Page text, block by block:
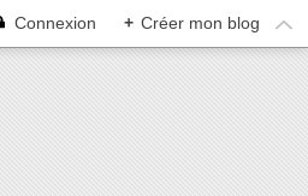
Connexion + Créer mon blog